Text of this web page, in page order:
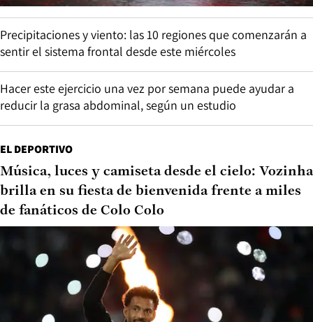
Precipitaciones y viento: las 10 regiones que comenzarán a
sentir el sistema frontal desde este miércoles
Hacer este ejercicio una vez por semana puede ayudar a
reducir la grasa abdominal, según un estudio
EL DEPORTIVO
Música, luces y camiseta desde el cielo: Vozinha
brilla en su fiesta de bienvenida frente a miles
de fanáticos de Colo Colo